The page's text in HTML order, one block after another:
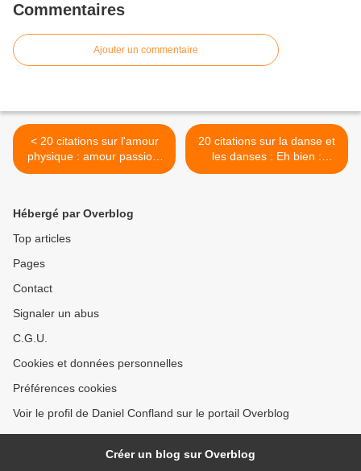
Commentaires
Ajouter un commentaire
< 20 citations sur l'amour
physique : amour passion,
plaisir, jouissance, etc.
20 citations sur la danse et
les danses : Eh bien :
dansez maintenant ! >
Hébergé par Overblog
Top articles
Pages
Contact
Signaler un abus
C.G.U.
Cookies et données personnelles
Préférences cookies
Voir le profil de Daniel Confland sur le portail Overblog
Créer un blog sur Overblog